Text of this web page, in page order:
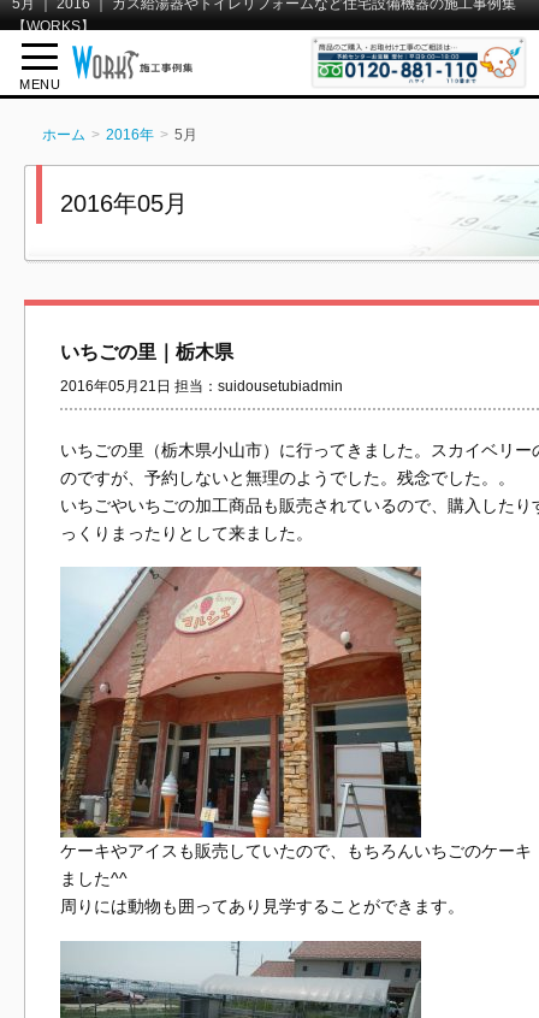
5月 ｜ 2016 ｜ ガス給湯器やトイレリフォームなど住宅設備機器の施工事例集
【WORKS】
MENU
ホーム 2016年 5月
2016年05月
いちごの里｜栃木県
2016年05月21日 担当：suidousetubiadmin
いちごの里（栃木県小山市）に行ってきました。スカイベリ
のですが、予約しないと無理のようでした。残念でした。。
いちごやいちごの加工商品も販売されているので、購入した
っくりまったりとして来ました。
ケーキやアイスも販売していたので、もちろんいちごのケー
ました^^
周りには動物も囲ってあり見学することができます。